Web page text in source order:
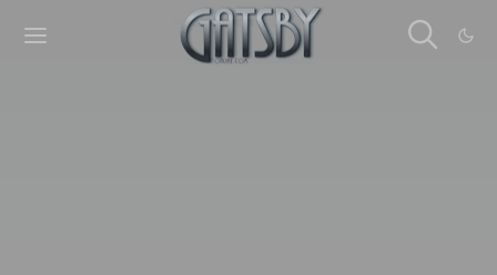
Cookies management panel